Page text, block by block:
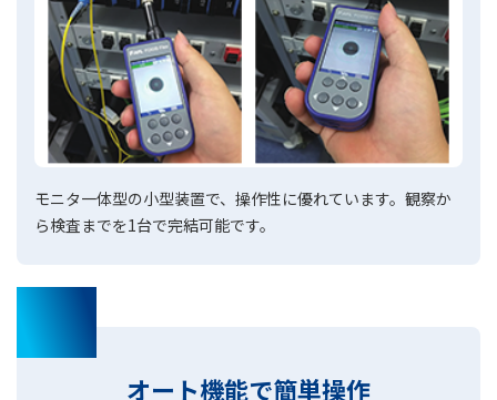
モニタ一体型の小型装置で、操作性に優れています。観察か
ら検査までを1台で完結可能です。
02
オート機能で簡単操作